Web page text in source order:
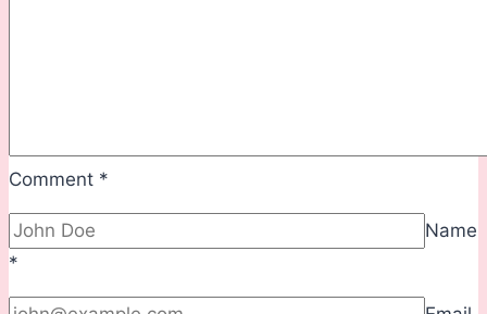
Comment *
Name
*